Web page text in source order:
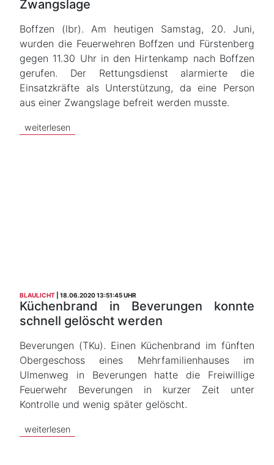
Zwangslage
Boffzen (lbr). Am heutigen Samstag, 20. Juni,
wurden die Feuerwehren Boffzen und Fürstenberg
gegen 11.30 Uhr in den Hirtenkamp nach Boffzen
gerufen. Der Rettungsdienst alarmierte die
Einsatzkräfte als Unterstützung, da eine Person
aus einer Zwangslage befreit werden musste.
weiterlesen
BLAULICHT 18.06.2020 13:51:45 UHR
Küchenbrand in Beverungen konnte
schnell gelöscht werden
Beverungen (TKu). Einen Küchenbrand im fünften
Obergeschoss eines Mehrfamilienhauses im
Ulmenweg in Beverungen hatte die Freiwillige
Feuerwehr Beverungen in kurzer Zeit unter
Kontrolle und wenig später gelöscht.
weiterlesen